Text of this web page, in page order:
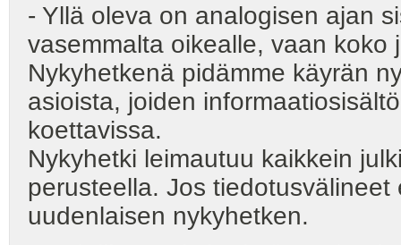
- Yllä oleva on analogisen ajan
vasemmalta oikealle, vaan
Nykyhetkenä pidämme käyrän
asioista, joiden
koettavissa.
Nykyhetki leimautuu kaikkein
perusteella. Jos
uudenlaisen nykyhetken.